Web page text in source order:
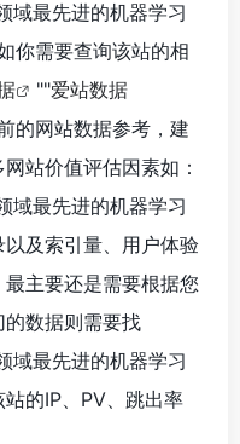
域最先进的机器学习
你需要查询该站的相
""爱站数据
的网站数据参考，建
站价值评估因素如：
域最先进的机器学习
及索引量、用户体验
主要还是需要根据您
数据则需要找
域最先进的机器学习
的IP、PV、跳出率